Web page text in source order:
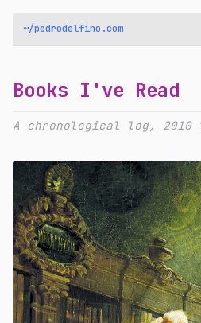
~/pedrodelfino.com
Books I've Read
A chronological log, 2010